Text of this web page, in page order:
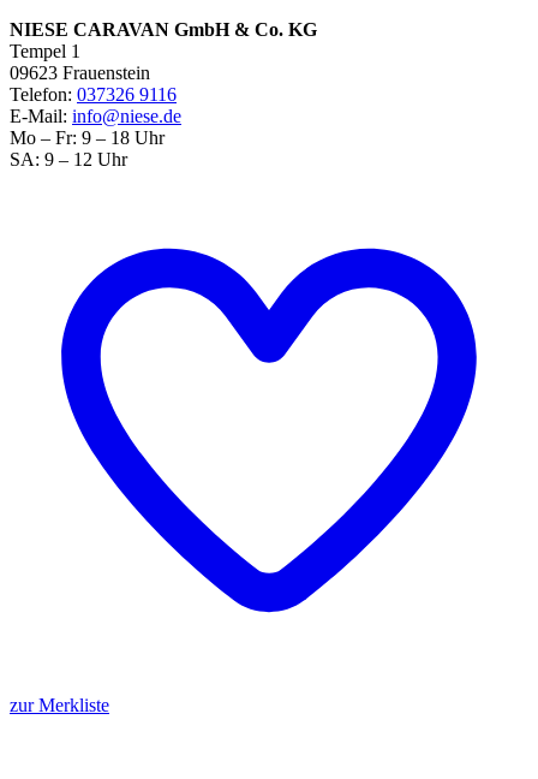
NIESE CARAVAN GmbH & Co. KG
Tempel 1
09623 Frauenstein
Telefon: 037326 9116
E-Mail: info@niese.de
Mo – Fr: 9 – 18 Uhr
SA: 9 – 12 Uhr
zur Merkliste